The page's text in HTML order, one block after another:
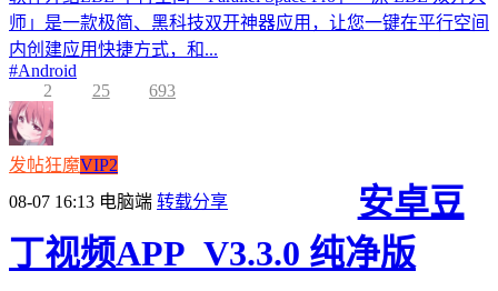
师」是一款极简、黑科技双开神器应用，让您一键在平行空间
内创建应用快捷方式，和...
#Android
2
25 693
发帖狂魔VIP2
08-07 16:13 电脑端 转载分享
安卓豆
丁视频APP_V3.3.0 纯净版